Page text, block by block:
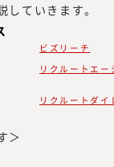
ていきます。
ビズリーチ
リクルートエー
リクルートダイ
＞